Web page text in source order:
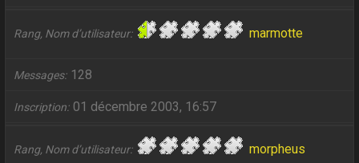
Rang, Nom d’utilisateur marmotte
Messages 128
Inscription 01 décembre 2003, 16:57
Rang, Nom d’utilisateur morpheus